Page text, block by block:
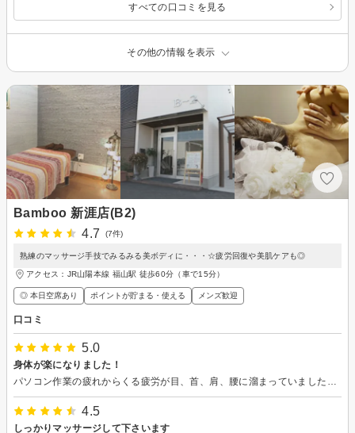
すべての口コミを見る
その他の情報を表示
Bamboo 新涯店(B2)
4.7
(7件)
熟練のマッサージ手技でみるみる美ボディに・・・☆疲労回復や美肌ケアも◎
アクセス：JR山陽本線 福山駅 徒歩60分（車で15分）
◎ 本日空席あり ポイントが貯まる・使える メンズ歓迎
口コミ
5.0
身体が楽になりました！
4.5
しっかりマッサージして下さいます